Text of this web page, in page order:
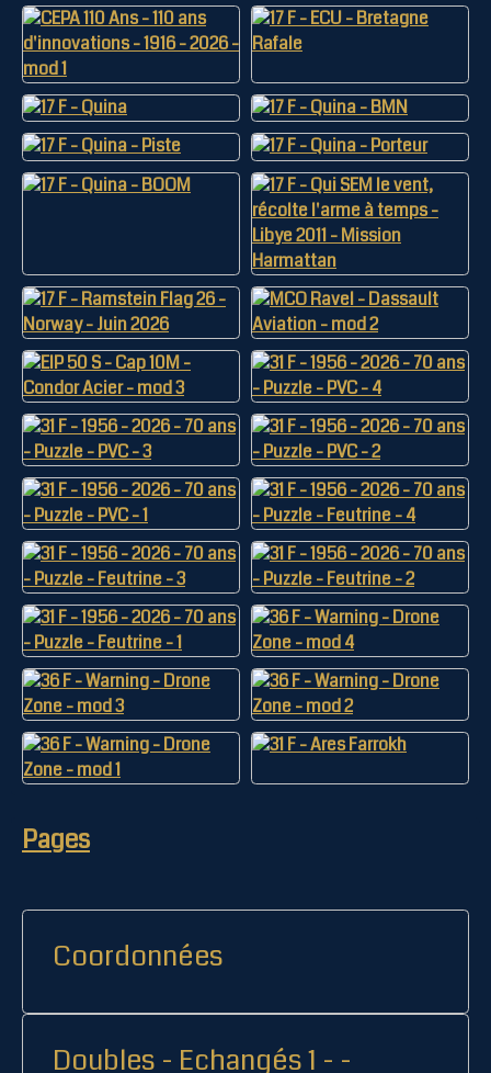
Pages
Coordonnées
Doubles - Echangés 1 - -